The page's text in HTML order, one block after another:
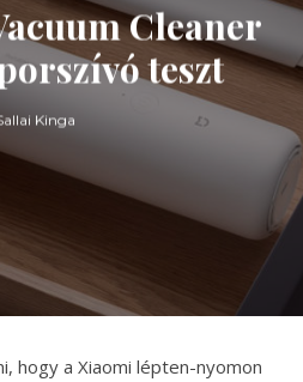
Cleaner
teszt
Kinga
hogy a Xiaomi lépten-nyomon